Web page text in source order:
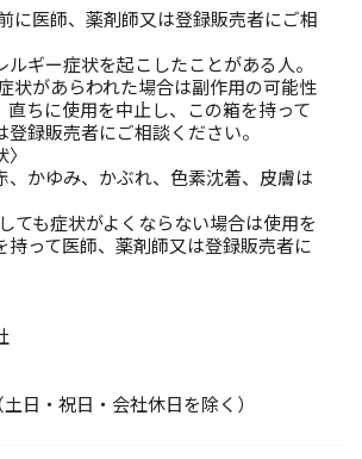
に医師、薬剤師又は登録販売者にご相
ギー症状を起こしたことがある人。
状があらわれた場合は副作用の可能性
直ちに使用を中止し、この箱を持って
登録販売者にご相談ください。
、かゆみ、かぶれ、色素沈着、皮膚は
ても症状がよくならない場合は使用を
持って医師、薬剤師又は登録販売者に
日・祝日・会社休日を除く）